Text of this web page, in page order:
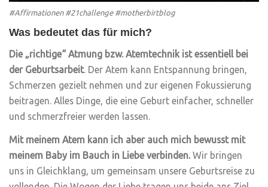
#Affirmationen #21challenge #motherbirtblog
Was bedeutet das für mich?
Die „richtige“ Atmung bzw. Atemtechnik ist essentiell bei
der Geburtsarbeit. Der Atem kann Entspannung bringen,
Schmerzen gezielt nehmen und zur eigenen Fokussierung
beitragen. Alles Dinge, die eine Geburt einfacher, schneller
und schmerzfreier werden lassen.
Mit meinem Atem kann ich aber auch mich bewusst mit
meinem Baby im Bauch in Liebe verbinden. Wir bringen
uns in Gleichklang, um gemeinsam unsere Geburtsreise zu